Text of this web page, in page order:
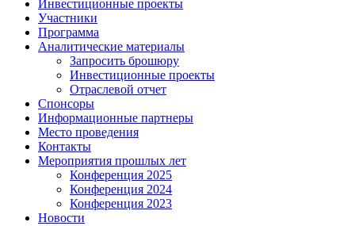
Инвестиционные проекты
Участники
Программа
Аналитические материалы
Запросить брошюру
Инвестиционные проекты
Отраслевой отчет
Спонсоры
Информационные партнеры
Место проведения
Контакты
Мероприятия прошлых лет
Конференция 2025
Конференция 2024
Конференция 2023
Новости